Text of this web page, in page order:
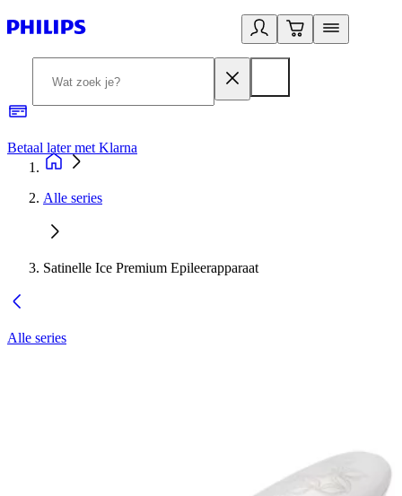
Betaal later met Klarna
Alle series
Satinelle Ice Premium Epileerapparaat
Alle series